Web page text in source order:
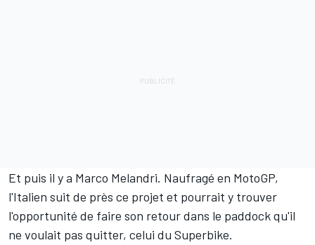
Et puis il y a Marco Melandri. Naufragé en MotoGP,
l'Italien suit de près ce projet et pourrait y trouver
l'opportunité de faire son retour dans le paddock qu'il
ne voulait pas quitter, celui du Superbike.